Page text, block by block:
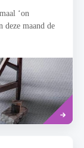
‘on
maand de
Lees
meer